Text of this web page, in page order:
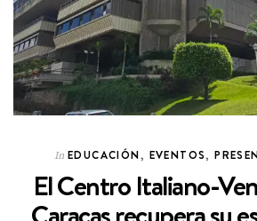
In EDUCACIÓN, EVENTOS,
El Centro Italiano-